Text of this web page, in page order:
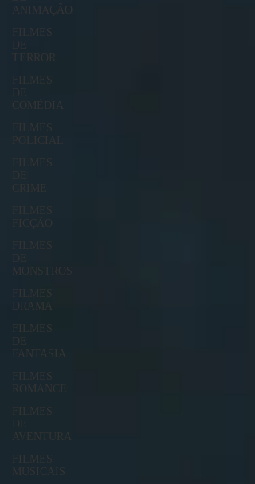
ANIMAÇÃO
FILMES
DE
TERROR
FILMES
DE
COMÉDIA
FILMES
POLICIAL
FILMES
CRIME
FILMES
FICÇÃO
FILMES
DE
MONSTROS
FILMES
DRAMA
FILMES
DE
FANTASIA
FILMES
ROMANCE
FILMES
DE
AVENTURA
FILMES
MUSICAIS